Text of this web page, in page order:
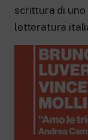
Rai
Per le
adulti.
Rai Scuola
scrittura di
letteratura